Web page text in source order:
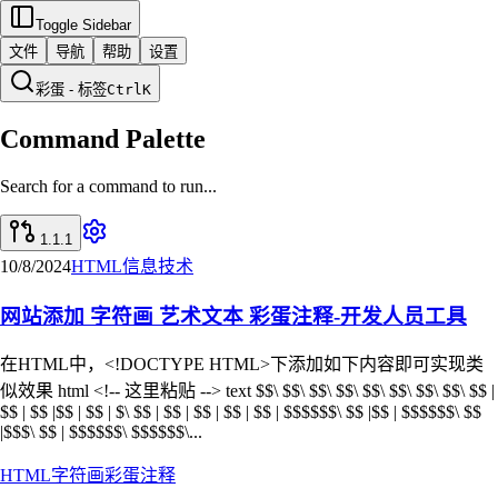
Toggle Sidebar
文件
导航 帮助 设置
彩蛋 - 标签CtrlK
Command Palette
Search for a command to run...
1.1.1
10/8/2024HTML信息技术
网站添加 字符画 艺术文本 彩蛋注释-开发人员工具
在HTML中，<!DOCTYPE HTML>下添加如下内容即可实现类
似效果 html <!-- 这里粘贴 --> text $$\ $$\ $$\ $$\ $$\ $$\ $$\ $$\ $$ |
$$ | $$ |$$ | $$ | $\ $$ | $$ | $$ | $$ | $$ | $$$$$$\ $$ |$$ | $$$$$$\ $$
|$$$\ $$ | $$$$$$\ $$$$$$\...
HTML字符画彩蛋注释